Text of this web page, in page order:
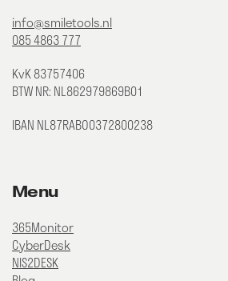
info@smiletools.nl
085 4863 777
KvK 83757406
BTW NR: NL862979869B01
IBAN NL87RABO0372800238
Menu
365Monitor
CyberDesk
NIS2DESK